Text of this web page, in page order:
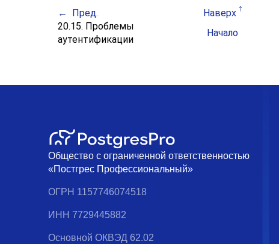
Пред. Наверх
20.15. Проблемы
аутентификации
Начало
Общество с ограниченной ответственностью
«Постгрес Профессиональный»
ОГРН 1157746074518
ИНН 7729445882
Основной ОКВЭД 62.02